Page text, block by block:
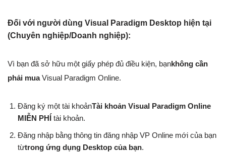
Đối với người dùng Visual Paradigm Desktop hiện tại
(Chuyên nghiệp/Doanh nghiệp):
Vì bạn đã sở hữu một giấy phép đủ điều kiện, bạnkhông cần
phải muaVisual Paradigm Online.
Đăng ký một tài khoảnTài khoản Visual Paradigm Online
MIỄN PHÍ tài khoản.
Đăng nhập bằng thông tin đăng nhập VP Online mới của bạn
từtrong ứng dụng Desktop của bạn.